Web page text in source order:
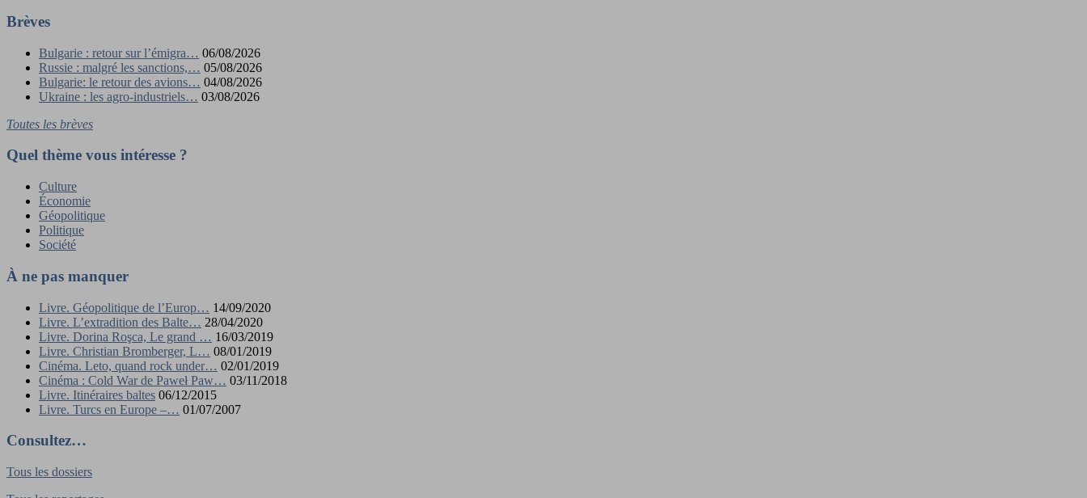
Brèves
Bulgarie : retour sur l’émigra… 06/08/2026
Russie : malgré les sanctions,… 05/08/2026
Bulgarie: le retour des avions… 04/08/2026
Ukraine : les agro-industriels… 03/08/2026
Toutes les brèves
Quel thème vous intéresse ?
Culture
Économie
Géopolitique
Politique
Société
À ne pas manquer
Livre. Géopolitique de l’Europ… 14/09/2020
Livre. L’extradition des Balte… 28/04/2020
Livre. Dorina Roşca, Le grand … 16/03/2019
Livre. Christian Bromberger, L… 08/01/2019
Cinéma. Leto, quand rock under… 02/01/2019
Cinéma : Cold War de Paweł Paw… 03/11/2018
Livre. Itinéraires baltes 06/12/2015
Livre. Turcs en Europe –… 01/07/2007
Consultez…
Tous les dossiers